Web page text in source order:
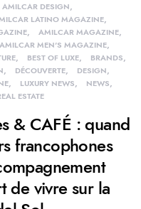
AMILCAR DESIGN
LATINO MAGAZINE
AMILCAR MAGAZINE
AMILCAR MEN'S MAGAZINE
BEST OF LUXE
BRANDS
DÉCOUVERTE
DESIGN
LUXURY NEWS
NEWS
ESTATE
& CAFÉ : quand
francophones
de vivre sur la